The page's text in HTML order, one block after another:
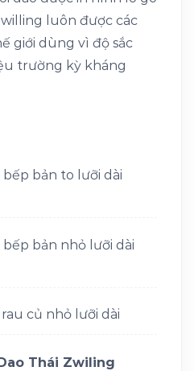
luôn được các
giới dùng vì độ sắc
trường kỳ kháng
bếp bản to lưỡi dài
bếp bản nhỏ lưỡi dài
củ nhỏ lưỡi dài
Thái Zwiling